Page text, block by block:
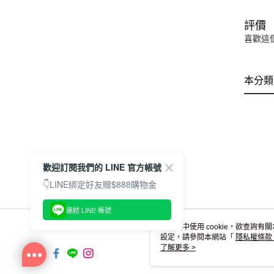
評價
喜歡這
本分
本網站中使用 cookie，欲查詢有
設定，請參閱本網站「 隱私權條款
使用 cookie。
了解更多 >
歡迎訂閱我們的 LINE 官方帳號
👇LINE綁定好友贈$888購物金
連結 LINE 帳號